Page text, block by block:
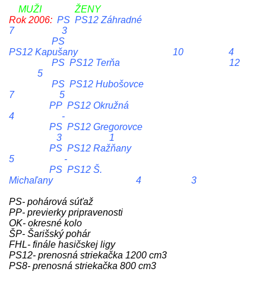
MUŽI ŽENY
Rok 2006: PS PS12 Záhradné
7 3
PS
PS12 Kapušany 10 4
PS PS12 Terňa 12
5
PS PS12 Hubošovce
7 5
PP PS12 Okružná
4 -
PS PS12 Gregorovce
3 1
PS PS12 Ražňany
5 -
PS PS12 Š.
Michaľany 4 3
PS- pohárová súťaž
PP- previerky pripravenosti
OK- okresné kolo
ŠP- Šarišský pohár
FHL- finále hasičskej ligy
PS12- prenosná striekačka 1200 cm3
PS8- prenosná striekačka 800 cm3